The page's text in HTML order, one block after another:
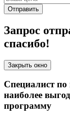
Отправить
Запрос
спасибо!
Закрыть окно
Специалист по
наиболее
программу